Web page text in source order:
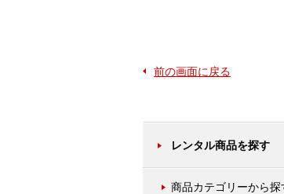
前の画面に戻る
レンタル商品を探す
商品カテゴリーから探